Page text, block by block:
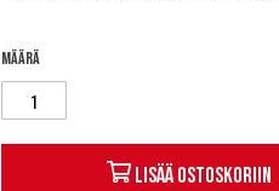
Määrä
Lisää ostoskoriin